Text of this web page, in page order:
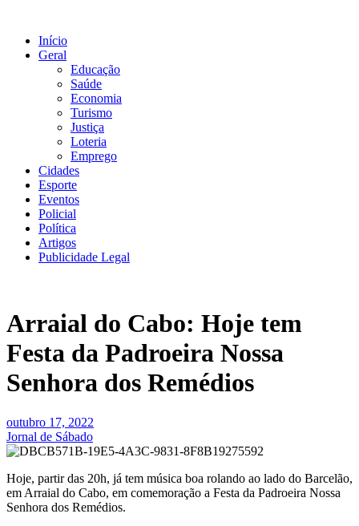
conteúdo
Início
Geral
Educação
Saúde
Economia
Turismo
Justiça
Loteria
Emprego
Cidades
Esporte
Eventos
Policial
Política
Artigos
Publicidade Legal
Arraial do Cabo: Hoje tem
Festa da Padroeira Nossa
Senhora dos Remédios
outubro 17, 2022
Jornal de Sábado
Hoje, partir das 20h, já tem música boa rolando ao lado do Barcelão,
em Arraial do Cabo, em comemoração a Festa da Padroeira Nossa
Senhora dos Remédios.